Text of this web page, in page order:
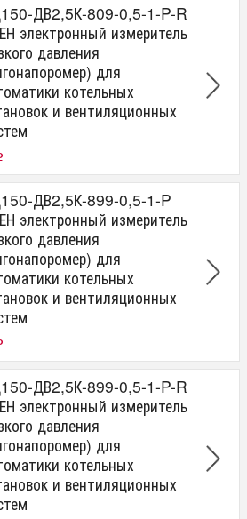
ДВ2,5К-809-0,5-1-P-R
электронный измеритель
давления
для
котельных
и вентиляционных
ДВ2,5К-899-0,5-1-P
электронный измеритель
давления
для
котельных
и вентиляционных
ДВ2,5К-899-0,5-1-P-R
электронный измеритель
давления
для
котельных
и вентиляционных